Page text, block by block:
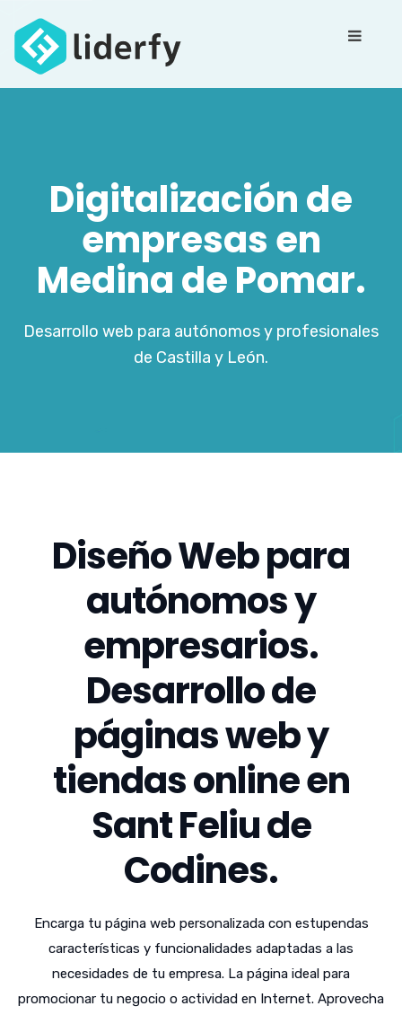
Digitalización de
empresas en
Medina de Pomar.
Desarrollo web para autónomos y profesionales
de Castilla y León.
Diseño Web para
autónomos y
empresarios.
Desarrollo de
páginas web y
tiendas online en
Sant Feliu de
Codines.
Encarga tu página web personalizada con estupendas
características y funcionalidades adaptadas a las
necesidades de tu empresa. La página ideal para
promocionar tu negocio o actividad en Internet. Aprovecha